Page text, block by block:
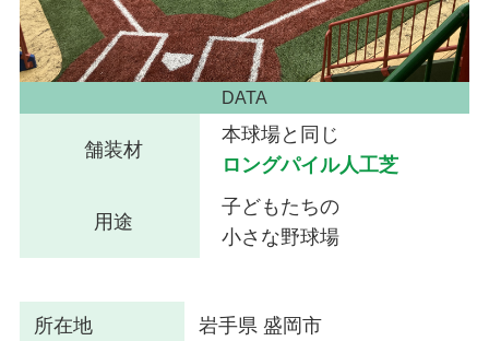
DATA
舗装材
本球場と同じ
ロングパイル人工芝
用途
子どもたちの
小さな野球場
所在地 岩手県 盛岡市